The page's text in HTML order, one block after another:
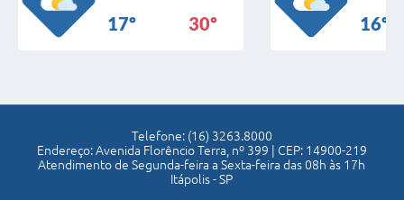
17º 30º 16º
Telefone: (16) 3263.8000
Endereço: Avenida Florêncio Terra, nº 399 | CEP: 14900-219
Atendimento de Segunda-feira a Sexta-feira das 08h às 17h
Itápolis - SP